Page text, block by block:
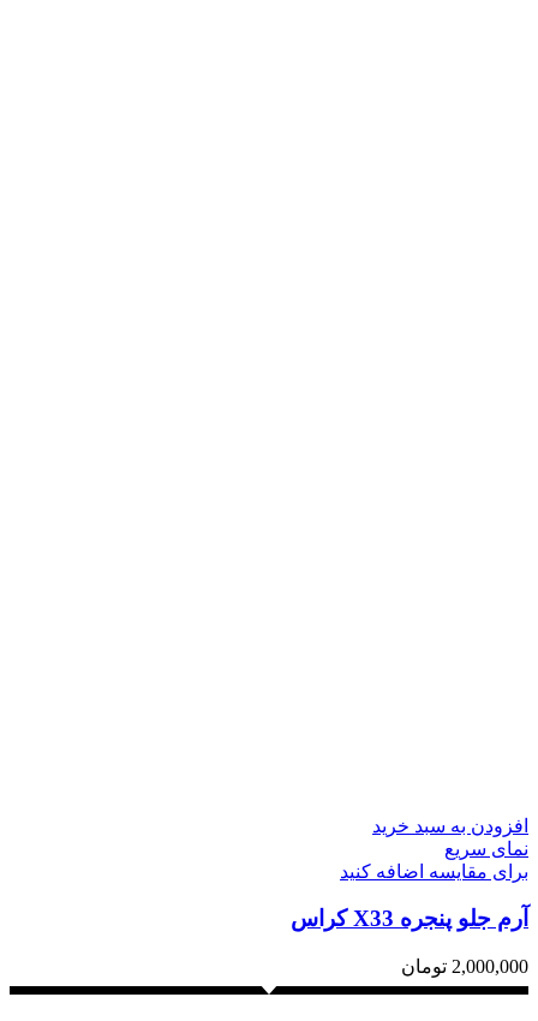
افزودن به سبد خرید
نمای سریع
برای مقایسه اضافه کنید
آرم جلو پنجره X33 کراس
2,000,000 تومان